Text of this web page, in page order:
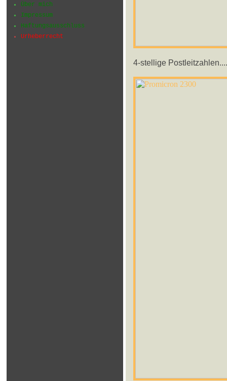
Über mich
Impressum
Haftungsausschluss
Urheberrecht
4-stellige